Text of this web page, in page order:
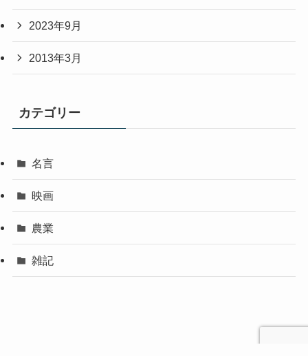
2023年9月
2013年3月
カテゴリー
名言
映画
農業
雑記